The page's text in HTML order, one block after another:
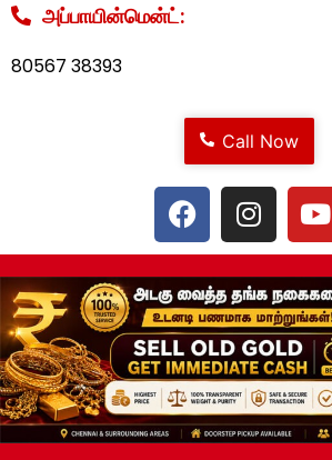
அப்பாயின்மென்ட்:
80567 38393
Call Now